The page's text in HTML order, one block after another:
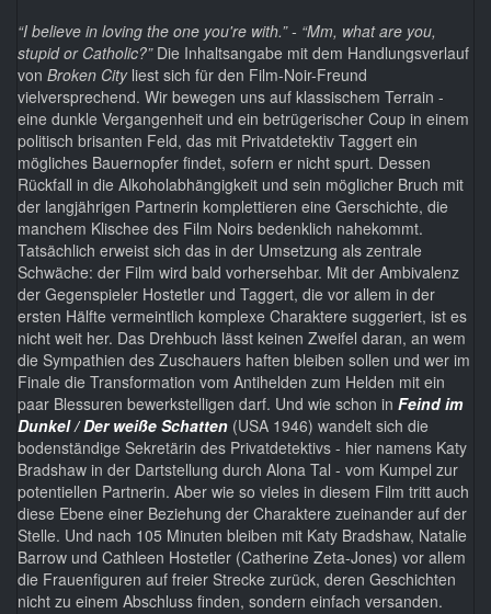
“I believe in loving the one you're with.” - “Mm, what are you,
stupid or Catholic?”Die Inhaltsangabe mit dem Handlungsverlauf
von Broken Cityliest sich für den Film-Noir-Freund
vielversprechend. Wir bewegen uns auf klassischem Terrain -
eine dunkle Vergangenheit und ein betrügerischer Coup in einem
politisch brisanten Feld, das mit Privatdetektiv Taggert ein
mögliches Bauernopfer findet, sofern er nicht spurt. Dessen
Rückfall in die Alkoholabhängigkeit und sein möglicher Bruch mit
der langjährigen Partnerin komplettieren eine Gerschichte, die
manchem Klischee des Film Noirs bedenklich nahekommt.
Tatsächlich erweist sich das in der Umsetzung als zentrale
Schwäche: der Film wird bald vorhersehbar. Mit der Ambivalenz
der Gegenspieler Hostetler und Taggert, die vor allem in der
ersten Hälfte vermeintlich komplexe Charaktere suggeriert, ist es
nicht weit her. Das Drehbuch lässt keinen Zweifel daran, an wem
die Sympathien des Zuschauers haften bleiben sollen und wer im
Finale die Transformation vom Antihelden zum Helden mit ein
paar Blessuren bewerkstelligen darf. Und wie schon in Feind im
Dunkel / Der weiße Schatten (USA 1946) wandelt sich die
bodenständige Sekretärin des Privatdetektivs - hier namens Katy
Bradshaw in der Dartstellung durch Alona Tal - vom Kumpel zur
potentiellen Partnerin. Aber wie so vieles in diesem Film tritt auch
diese Ebene einer Beziehung der Charaktere zueinander auf der
Stelle. Und nach 105 Minuten bleiben mit Katy Bradshaw, Natalie
Barrow und Cathleen Hostetler (Catherine Zeta-Jones) vor allem
die Frauenfiguren auf freier Strecke zurück, deren Geschichten
nicht zu einem Abschluss finden, sondern einfach versanden.